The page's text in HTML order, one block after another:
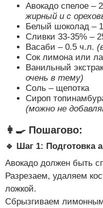
Авокадо спелое –
жирный и с
Белый шоколад –
Сливки 33-35% –
Васаби – 0.5 ч.л.
Сок лимона или
Ванильный
очень в тему)
Соль – щепотка
Сироп
(можно не
👩‍🍳 Пошагово:
🔹 Шаг 1: Подготовка
Авокадо должен быть
Разрезаем, удаляем
ложкой.
Сбрызгиваем